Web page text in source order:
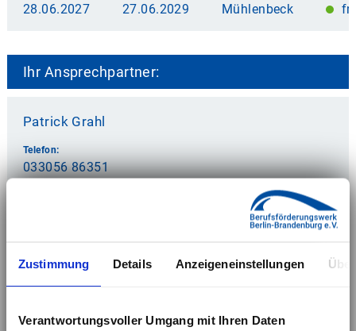
Zustimmung Details Anzeigeneinstellungen
Verantwortungsvoller Umgang mit Ihren Daten
28.06.2027 27.06.2029 Mühlenbeck
Ihr Ansprechpartner:
Patrick Grahl
Telefon:
033056 86351
patrick.grahl@bfw-berlin-brandenburg.de
Kontaktanfrage